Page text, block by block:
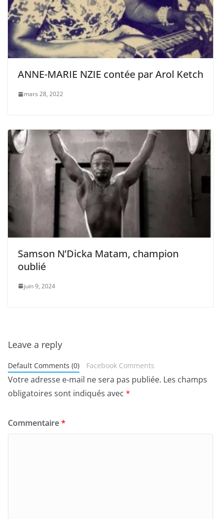
ANNE-MARIE NZIE contée par Arol Ketch
mars 28, 2022
Samson N’Dicka Matam, champion
oublié
juin 9, 2024
Leave a reply
Default Comments (0) Facebook Comments
Votre adresse e-mail ne sera pas publiée. Les champs
obligatoires sont indiqués avec *
Commentaire*